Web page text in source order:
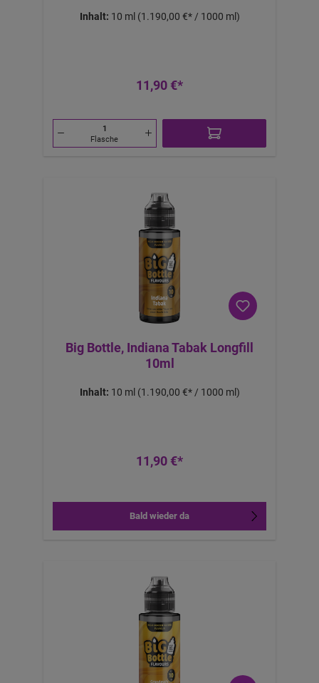
Inhalt: 10 ml (1.190,00 €* / 1000 ml)
11,90 €*
Flasche
Big Bottle, Indiana Tabak Longfill
10ml
Inhalt: 10 ml (1.190,00 €* / 1000 ml)
11,90 €*
Bald wieder da